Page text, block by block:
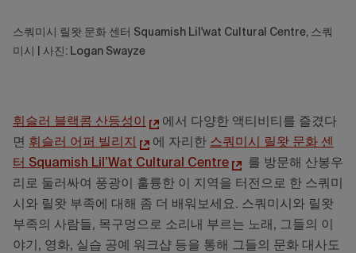
스쿼미시 릴왓 문화 센터 Squamish Lil'wat Cultural Centre, 스쿼
미시 | 사진: Logan Swayze
휘슬러 블랙콤 산등성이
에서 다양한 액티비티를 즐겼다
면 휘슬러 어퍼 빌리지 에 자리한 스쿼미시 릴왓 문화 센
터 Squamish Lil’Wat Cultural Centre
를 방문해 산봉우
리로 둘러싸여 풍광이 훌륭한 이 지역을 터전으로 한 스쿼미
시와 릴왓 부족에 대해 좀 더 배워보세요. 스쿼미시와 릴왓
부족의 사람들, 목구멍으로 소리내 부르는 노래, 그들의 이
야기, 영화, 실습 공예 워크샵 등을 통해 그들의 문화 대사도